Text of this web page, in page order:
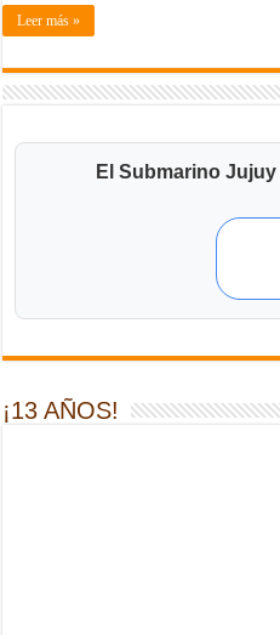
Leer más »
El Submarino Jujuy
¡13 AÑOS!